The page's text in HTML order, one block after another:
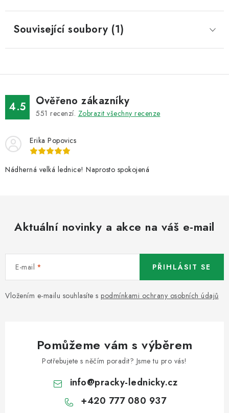
Související soubory (1)
4.5 Ověřeno zákazníky
551 recenzí. Zobrazit všechny recenze
Erika Popovics
Nádherná velká lednice! Naprosto spokojená
Aktuální novinky a akce na váš e-mail
E-mail
Vložením e-mailu souhlasíte s podmínkami ochrany osobních údajů
PŘIHLÁSIT SE
Pomůžeme vám s výběrem
Potřebujete s něčím poradit? Jsme tu pro vás!
info@pracky-lednicky.cz
+420 777 080 937